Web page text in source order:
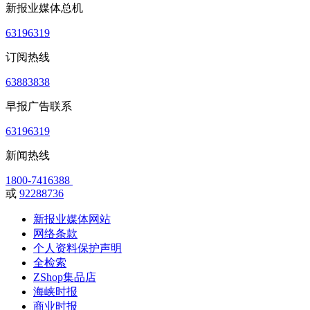
新报业媒体总机
63196319
订阅热线
63883838
早报广告联系
63196319
新闻热线
1800-7416388
或 92288736
新报业媒体网站
网络条款
个人资料保护声明
全检索
ZShop集品店
海峡时报
商业时报